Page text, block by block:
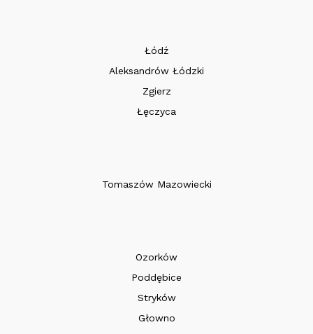
Łódź
Aleksandrów Łódzki
Zgierz
Łęczyca
Ozorków
Poddębice
Stryków
Głowno
Tomaszów Mazowiecki